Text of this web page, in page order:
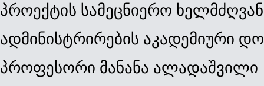
პროექტის სამეცნიერო
ადმინისტრირების აკადემიური
პროფესორი მანანა ალადაშვილი